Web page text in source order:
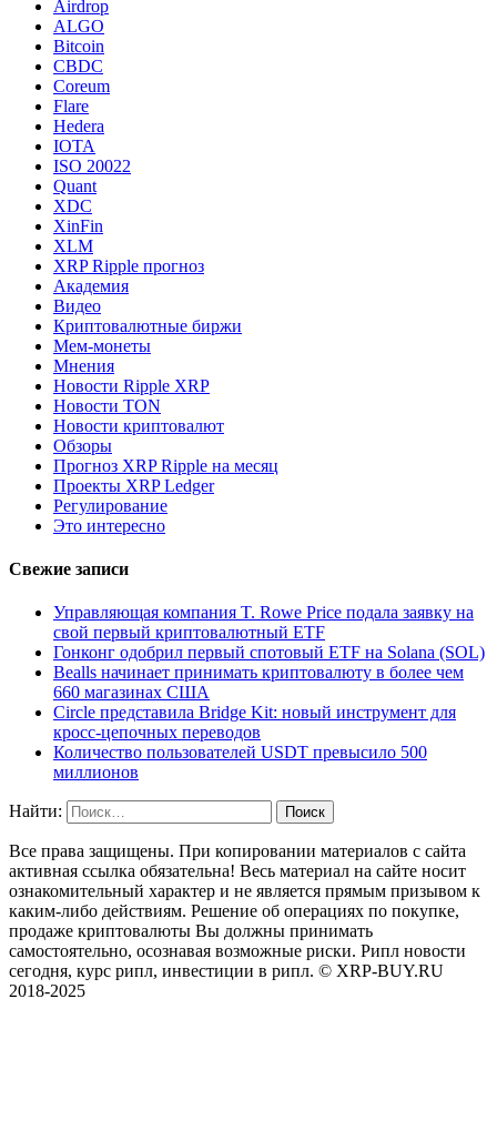
Airdrop
ALGO
Bitcoin
CBDC
Coreum
Flare
Hedera
IOTA
ISO 20022
Quant
XDC
XinFin
XLM
XRP Ripple прогноз
Академия
Видео
Криптовалютные биржи
Мем-монеты
Мнения
Новости Ripple XRP
Новости TON
Новости криптовалют
Обзоры
Прогноз XRP Ripple на месяц
Проекты XRP Ledger
Регулирование
Это интересно
Свежие записи
Управляющая компания T. Rowe Price подала заявку на
свой первый криптовалютный ETF
Гонконг одобрил первый спотовый ETF на Solana (SOL)
Bealls начинает принимать криптовалюту в более чем
660 магазинах США
Circle представила Bridge Kit: новый инструмент для
кросс-цепочных переводов
Количество пользователей USDT превысило 500
миллионов
Найти:
Все права защищены. При копировании материалов с сайта
активная ссылка обязательна! Весь материал на сайте носит
ознакомительный характер и не является прямым призывом к
каким-либо действиям. Решение об операциях по покупке,
продаже криптовалюты Вы должны принимать
самостоятельно, осознавая возможные риски. Рипл новости
сегодня, курс рипл, инвестиции в рипл. © XRP-BUY.RU
2018-2025